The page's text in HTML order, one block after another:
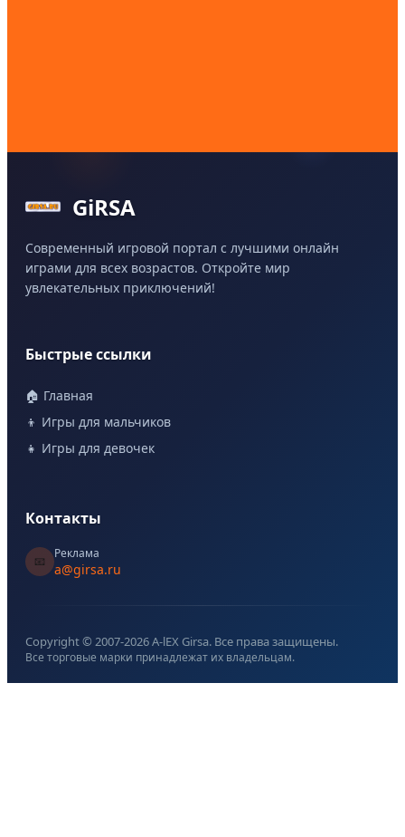
GiRSA
Современный игровой портал с лучшими онлайн
играми для всех возрастов. Откройте мир
увлекательных приключений!
Быстрые ссылки
🏠 Главная
👦 Игры для мальчиков
👧 Игры для девочек
Контакты
📧
Реклама
a@girsa.ru
Copyright © 2007-2026A-lEX Girsa. Все права защищены.
Все торговые марки принадлежат их владельцам.